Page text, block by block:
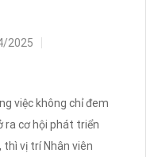
2025
việc không chỉ đem
ra cơ hội phát triển
vị trí Nhân viên